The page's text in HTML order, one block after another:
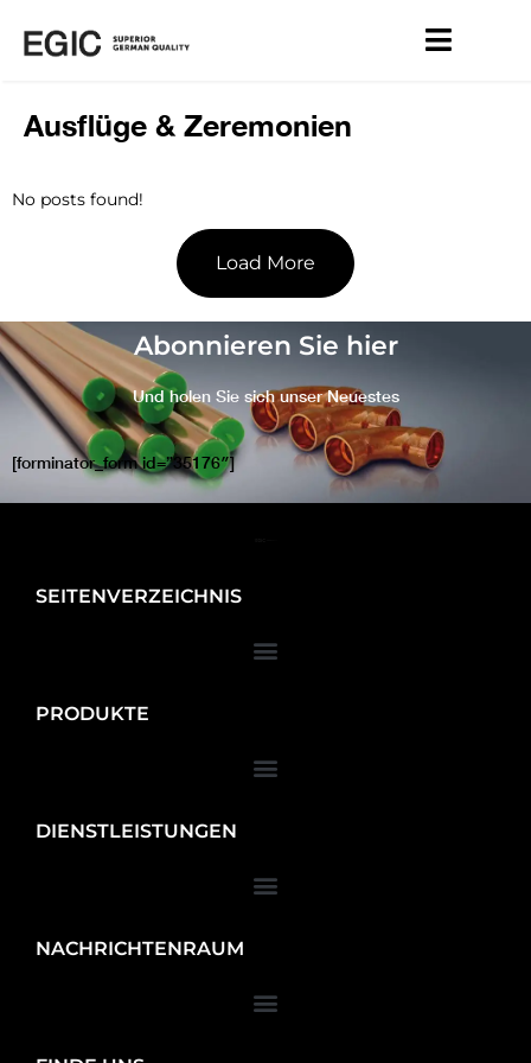
Ausflüge & Zeremonien
No posts found!
Load More
Abonnieren Sie hier
Und holen Sie sich unser Neuestes
[forminator_form id=”35176″]
SEITENVERZEICHNIS
PRODUKTE
DIENSTLEISTUNGEN
NACHRICHTENRAUM